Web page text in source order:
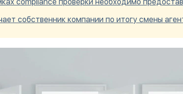
собственник компании по итогу смены